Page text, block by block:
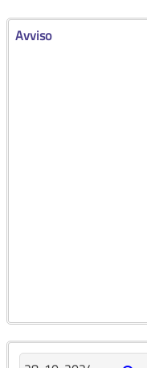
Avviso